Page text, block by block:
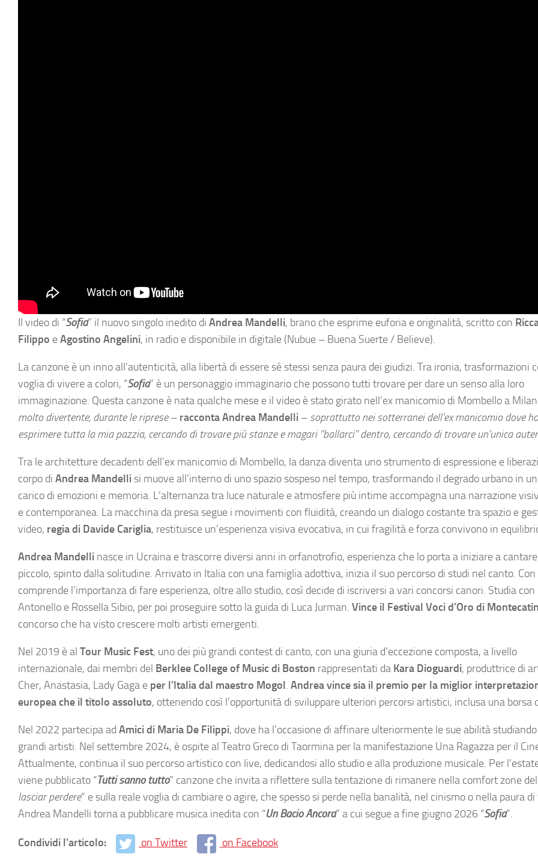
Il video di “Sofia” il nuovo singolo inedito di Andrea Mandelli, brano che esprime euforia e originalità, scritto con
Filippo eAgostino Angelini, in radio e disponibile in digitale (Nubue – Buena Suerte / Believe).
La canzone è un inno all’autenticità, alla libertà di essere sé stessi senza paura dei giudizi. Tra ironia, trasformazioni
voglia di vivere a colori, “Sofia” è un personaggio immaginario che possono tutti trovare per dare un senso alla loro
immaginazione. Questa canzone è nata qualche mese e il video è stato girato nell’ex manicomio di Mombello a
molto divertente, durante le riprese– racconta Andrea Mandelli – soprattutto nei sotterranei dell’ex manicomio dove
esprimere tutta la mia pazzia, cercando di trovare più stanze e magari ‘’ballarci’’ dentro, cercando di trovare un’unica
Tra le architetture decadenti dell’ex manicomio di Mombello, la danza diventa uno strumento di espressione e
corpo di Andrea Mandelli si muove all’interno di uno spazio sospeso nel tempo, trasformando il degrado urbano in
carico di emozioni e memoria. L’alternanza tra luce naturale e atmosfere più intime accompagna una narrazione
e contemporanea. La macchina da presa segue i movimenti con fluidità, creando un dialogo costante tra spazio e
video, regia di Davide Cariglia, restituisce un’esperienza visiva evocativa, in cui fragilità e forza convivono in
Andrea Mandelli nasce in Ucraina e trascorre diversi anni in orfanotrofio, esperienza che lo porta a iniziare a
piccolo, spinto dalla solitudine. Arrivato in Italia con una famiglia adottiva, inizia il suo percorso di studi nel canto.
comprende l’importanza di fare esperienza, oltre allo studio, così decide di iscriversi a vari concorsi canori. Studia con
Antonello e Rossella Sibio, per poi proseguire sotto la guida di Luca Jurman. Vince il Festival Voci d’Oro di
concorso che ha visto crescere molti artisti emergenti.
Nel 2019 è al Tour Music Fest, uno dei più grandi contest di canto, con una giuria d’eccezione composta, a livello
internazionale, dai membri del Berklee College of Music di Boston rappresentati da Kara Dioguardi, produttrice di
Cher, Anastasia, Lady Gaga e per l’Italia dal maestro Mogol. Andrea vince sia il premio per la miglior
europea che il titolo assoluto, ottenendo così l’opportunità di sviluppare ulteriori percorsi artistici, inclusa una borsa
Nel 2022 partecipa ad Amici di Maria De Filippi, dove ha l’occasione di affinare ulteriormente le sue abilità
grandi artisti. Nel settembre 2024, è ospite al Teatro Greco di Taormina per la manifestazione Una Ragazza per il
Attualmente, continua il suo percorso artistico con live, dedicandosi allo studio e alla produzione musicale. Per
viene pubblicato “Tutti sanno tutto” canzone che invita a riflettere sulla tentazione di rimanere nella comfort zone del
lasciar perdere” e sulla reale voglia di cambiare o agire, che spesso si perde nella banalità, nel cinismo o nella paura
Andrea Mandelli torna a pubblicare musica inedita con “Un Bacio Ancora” a cui segue a fine giugno 2026 “Sofia”.
Condividi l'articolo: on Twitter on Facebook